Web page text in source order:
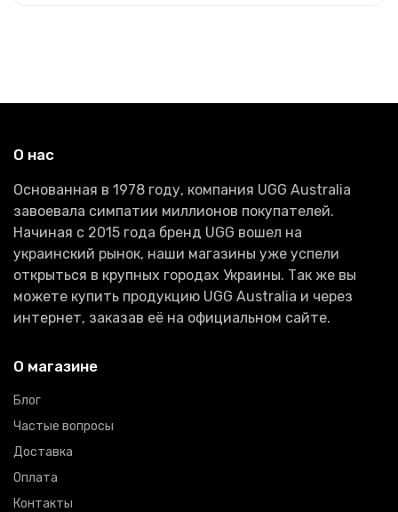
О нас
Основанная в 1978 году, компания UGG Australia
завоевала симпатии миллионов покупателей.
Начиная с 2015 года бренд UGG вошел на
украинский рынок, наши магазины уже успели
открыться в крупных городах Украины. Так же вы
можете купить продукцию UGG Australia и через
интернет, заказав её на официальном сайте.
О магазине
Блог
Частые вопросы
Доставка
Оплата
Контакты